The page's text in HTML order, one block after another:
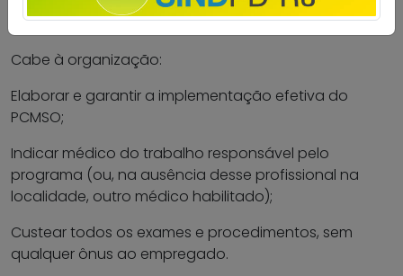
Responsabilidades do empregador
Cabe à organização:
Elaborar e garantir a implementação efetiva do
PCMSO;
Indicar médico do trabalho responsável pelo
programa (ou, na ausência desse profissional na
localidade, outro médico habilitado);
Custear todos os exames e procedimentos, sem
qualquer ônus ao empregado.